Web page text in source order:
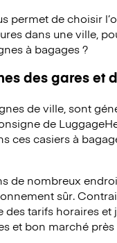
permet de choisir
dans une ville,
à bagages ?
des gares et
de ville, sont
de
ces casiers à
de nombreux
sûr.
tarifs horaires et
et bon marché près